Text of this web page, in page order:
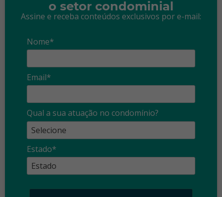
o setor condominial
Assine e receba conteúdos exclusivos por e-mail:
Nome*
Email*
Qual a sua atuação no condomínio?
Estado*